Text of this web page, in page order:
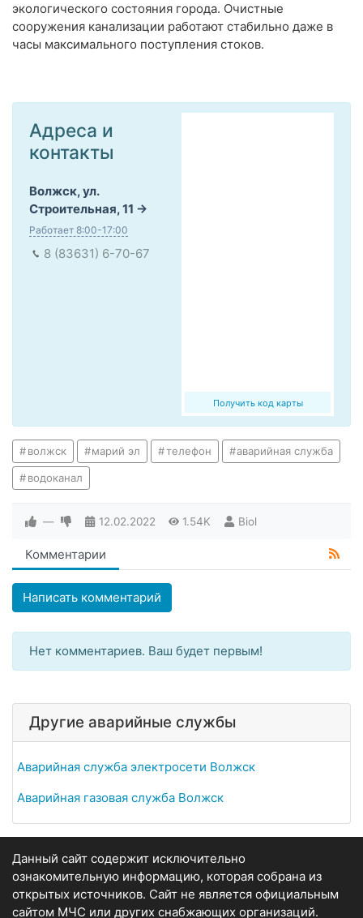
экологического состояния города. Очистные
сооружения канализации работают стабильно даже в
часы максимального поступления стоков.
Получить код карты
Адреса и
контакты
Волжск, ул.
Строительная, 11
Работает 8:00-17:00
8 (83631) 6-70-67
волжск марий эл телефон аварийная служба
водоканал
— 12.02.2022 1.54K Biol
Комментарии
Написать комментарий
Нет комментариев. Ваш будет первым!
Другие аварийные службы
Аварийная служба электросети Волжск
Аварийная газовая служба Волжск
Данный сайт содержит исключительно
ознакомительную информацию, которая собрана из
открытых источников. Сайт не является официальным
сайтом МЧС или других снабжающих организаций.